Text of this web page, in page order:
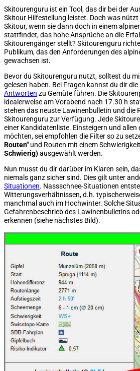
Skitourenguru ist ein Tool, das dir bei der
Skitour Hilfestellung leistet. Doch was
Skitour, wenn sie dann doch in einem
stattfindet, das hohe Ansprüche an die
Skitourengänger stellt? Skitourenguru
Publikum, das den Anforderungen des
gewachsen ist.
Bevor du Skitourenguru nutzt, solltest du
gelesen haben. Bei Fragen kannst du dir die
Antworten zu Gemüte führen. Die
idealerweise am Vorabend nach 17.30 h
stehen das neuste Lawinenbulletin und die
Skitourenguru zur Verfügung. Jede
einer Kandidatenliste. Einsteigern und allen
möchten, sei empfohlen die Filter so zu
Routen" und Routen mit einem
Schwierig)ausgewählt werden.
Nun musst du dir darüber im Klaren sein,
niemals ganz sicher sind. Dies gilt unter
Situationen. Nassschnee-Situationen
Witterungsverhältnissen, d.h.
manchmal auch im Hochwinter. Solche
Gefahrenbeschrieb des Lawinenbulletins
erkennen (siehe nächstes Bild).